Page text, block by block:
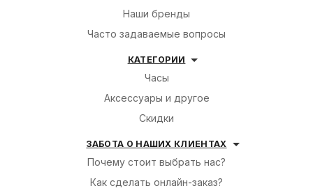
Наши бренды
Часто задаваемые вопросы
КАТЕГОРИИ
Часы
Аксессуары и другое
Скидки
ЗАБОТА О НАШИХ КЛИЕНТАХ
Почему стоит выбрать нас?
Как сделать онлайн-заказ?